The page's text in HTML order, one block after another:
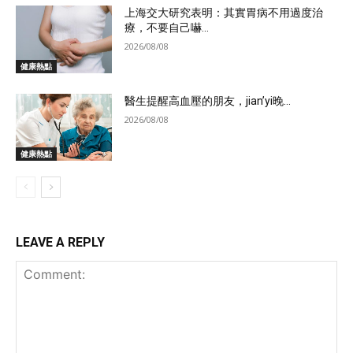
健康熱點
上海交大研究表明：其實胃病不用過度治
療，不要自己嚇...
2026/08/08
健康熱點
醫生提醒高血壓的朋友，jian’yi晚...
2026/08/08
LEAVE A REPLY